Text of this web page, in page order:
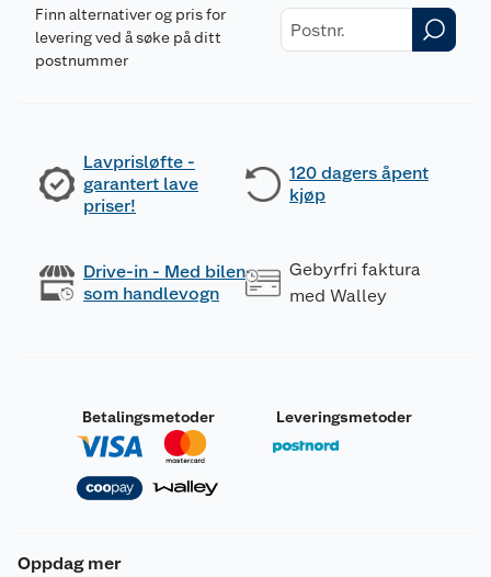
Finn alternativer og pris for
levering ved å søke på ditt
postnummer
Lavprisløfte -
garantert lave
priser!
120 dagers åpent
kjøp
Drive-in - Med bilen
som handlevogn
Gebyrfri faktura
med Walley
Betalingsmetoder Leveringsmetoder
Oppdag mer